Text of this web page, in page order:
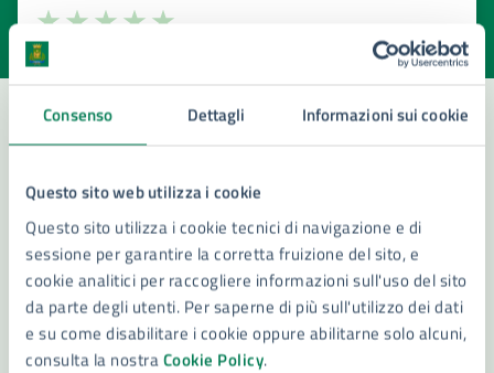
Consenso Dettagli Informazioni sui cookie
Questo sito web utilizza i cookie
Questo sito utilizza i cookie tecnici di navigazione e di
sessione per garantire la corretta fruizione del sito, e
cookie analitici per raccogliere informazioni sull'uso del sito
da parte degli utenti. Per saperne di più sull'utilizzo dei dati
e su come disabilitare i cookie oppure abilitarne solo alcuni,
consulta la nostraCookie Policy.
Valuta la chiarezza delle informazioni (da 1 a 5 stelle)
Seleziona il numero di stelle per valutare la chiarezza delle
Valuta 1 stelle su 5
Leggi le domande frequenti
Richiedi assistenza
Numero verde 800299507
Prenota appuntamento